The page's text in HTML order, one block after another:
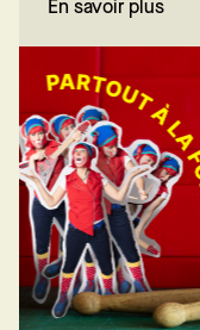
En savoir plus